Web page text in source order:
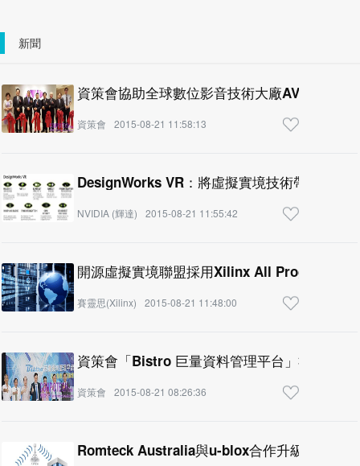
新聞
資策會協助全球數位影音技術大廠AVID來台設
資策會 2015-08-21 11:58:13
DesignWorks VR：將虛擬實境技術帶至專業
NVIDIA (輝達) 2015-08-21 11:55:42
開源虛擬實境聯盟採用Xilinx All
賽靈思(Xilinx) 2015-08-21 11:48:00
資策會 2015-08-21 08:26:36
Romteck Australia與u-blox合作升級其遠端